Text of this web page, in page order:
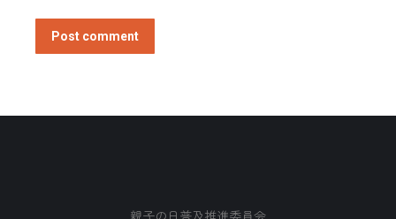
Post comment
親子の日普及推進委員会